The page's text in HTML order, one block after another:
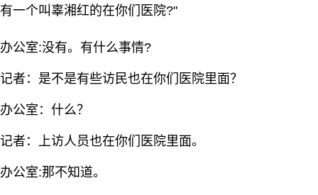
有一个叫辜湘红的在你们医院?"
办公室:没有。有什么事情?
记者：是不是有些访民也在你们医院里面？
办公室：什么？
记者：上访人员也在你们医院里面。
办公室:那不知道。